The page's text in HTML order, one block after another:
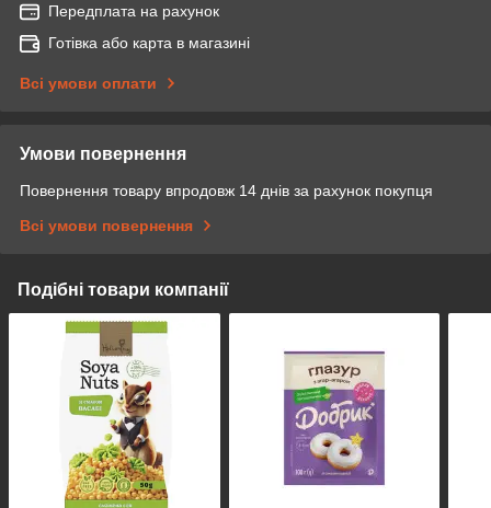
Передплата на рахунок
Готівка або карта в магазині
Всі умови оплати
Умови повернення
Повернення товару впродовж 14 днів за рахунок покупця
Всі умови повернення
Подібні товари компанії